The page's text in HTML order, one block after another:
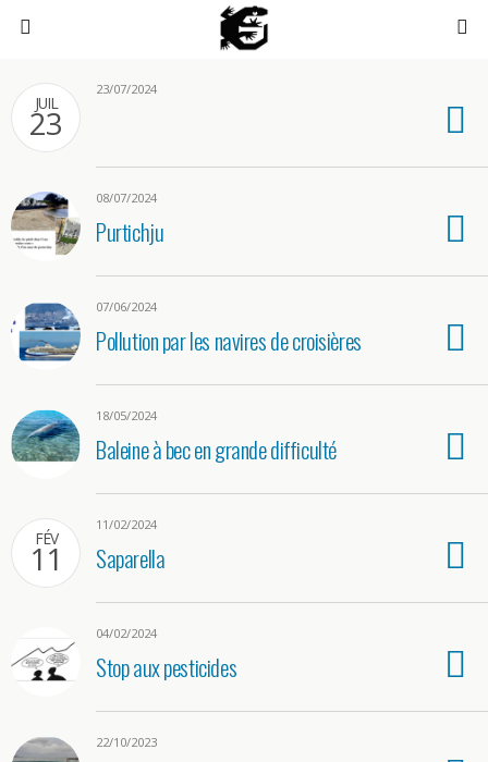
JUIL
23
23/07/2024
08/07/2024
Purtichju
07/06/2024
Pollution par les navires de croisières
18/05/2024
Baleine à bec en grande difficulté
FÉV
11
11/02/2024
Saparella
04/02/2024
Stop aux pesticides
22/10/2023